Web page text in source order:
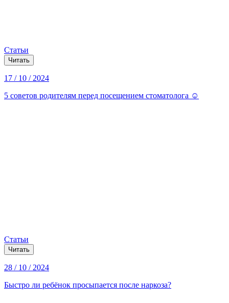
Статьи
Читать
17 / 10 / 2024
5 советов родителям перед посещением стоматолога ☺️
Статьи
Читать
28 / 10 / 2024
Быстро ли ребёнок просыпается после наркоза?